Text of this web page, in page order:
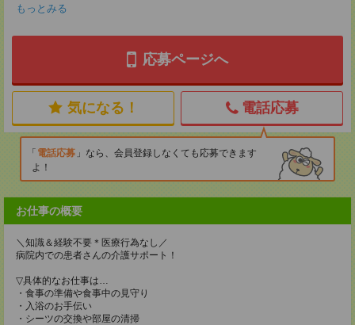
もっとみる
応募ページへ
気になる！ 電話応募
電話応募
なら、会員登録しなくても応募できます
よ！
お仕事の概要
＼知識＆経験不要＊医療行為なし／
病院内での患者さんの介護サポート！
▽具体的なお仕事は…
・食事の準備や食事中の見守り
・入浴のお手伝い
・シーツの交換や部屋の清掃